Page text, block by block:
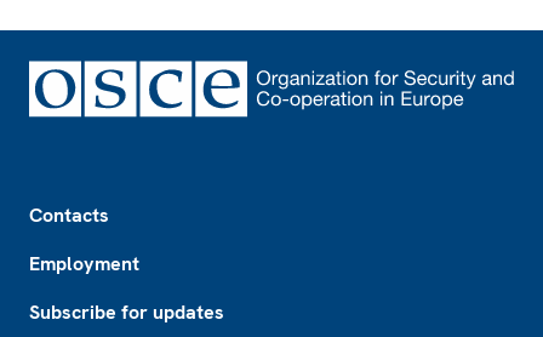
Contacts
Employment
Subscribe for updates